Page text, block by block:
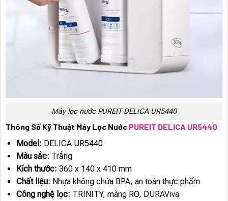
Máy lọc nước PUREIT DELICA UR5440
Thông Số Kỹ Thuật Máy Lọc Nước PUREIT DELICA UR5440
Model: DELICA UR5440
Màu sắc: Trắng
Kích thước: 360 x 140 x 410 mm
Chất liệu: Nhựa không chứa BPA, an toàn thực phẩm
Công nghệ lọc: TRINITY, màng RO, DURAViva